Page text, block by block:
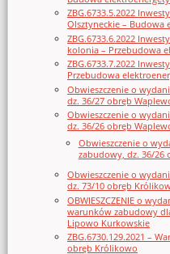
ZBG.6733.5.2022
Olsztyneckie – Budowa
ZBG.6733.6.2022
kolonia – Przebudowa
ZBG.6733.7.2022
Przebudowa
Obwieszczenie o
dz. 36/27 obręb
Obwieszczenie o
dz. 36/26 obręb
Obwieszczenie o
zabudowy, dz. 36/26
Obwieszczenie o
dz. 73/10 obręb
OBWIESZCZENIE o
warunków zabudowy
Lipowo Kurkowskie
ZBG.6730.129.2021 –
obręb Królikowo